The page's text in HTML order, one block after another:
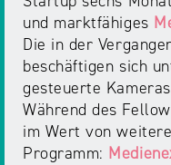
Elternabende
und marktfähiges
Die in der
beschäftigen sich
gesteuerte
Während des
im Wert von
Programm: